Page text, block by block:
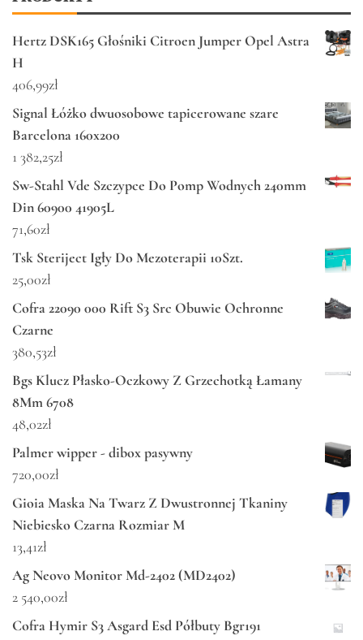
Hertz DSK165 Głośniki Citroen Jumper Opel Astra
H
406,99zł
Signal Łóżko dwuosobowe tapicerowane szare
Barcelona 160x200
1 382,25zł
Sw-Stahl Vde Szczypce Do Pomp Wodnych 240mm
Din 60900 41905L
71,60zł
Tsk Steriject Igły Do Mezoterapii 10Szt.
25,00zł
Cofra 22090 000 Rift S3 Src Obuwie Ochronne
Czarne
380,53zł
Bgs Klucz Płasko-Oczkowy Z Grzechotką Łamany
8Mm 6708
48,02zł
Palmer wipper - dibox pasywny
720,00zł
Gioia Maska Na Twarz Z Dwustronnej Tkaniny
Niebiesko Czarna Rozmiar M
13,41zł
Ag Neovo Monitor Md-2402 (MD2402)
2 540,00zł
Cofra Hymir S3 Asgard Esd Półbuty Bgr191